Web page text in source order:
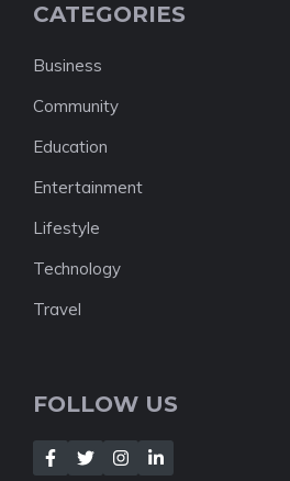
CATEGORIES
Business
Community
Education
Entertainment
Lifestyle
Technology
Travel
FOLLOW US